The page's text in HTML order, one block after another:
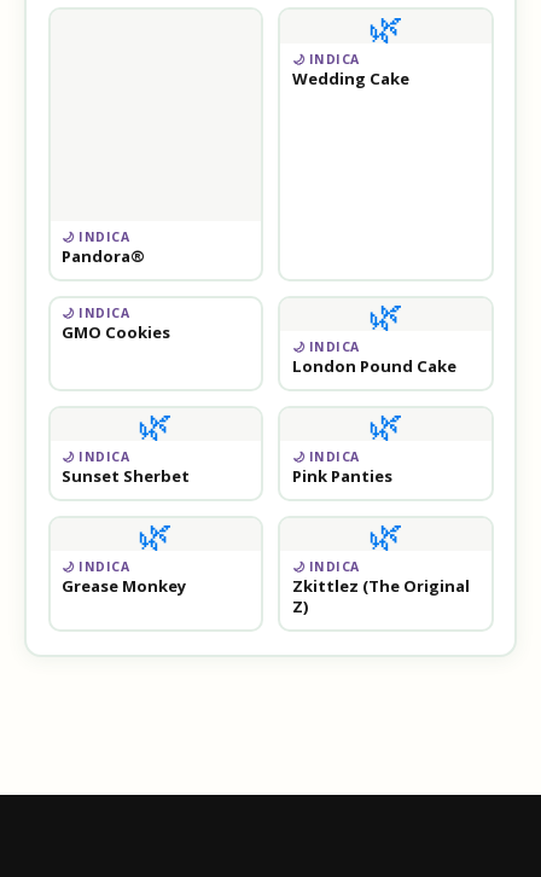
🌙 INDICA
Pandora®
🌿
🌙 INDICA
Wedding Cake
🌙 INDICA
GMO Cookies 🌿
🌙 INDICA
London Pound Cake
🌿
🌙 INDICA
Sunset Sherbet
🌿
🌙 INDICA
Pink Panties
🌿
🌙 INDICA
Grease Monkey
🌿
🌙 INDICA
Zkittlez (The Original
Z)